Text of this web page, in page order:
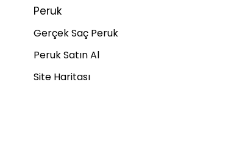
Peruk
Gerçek Saç Peruk
Peruk Satın Al
Site Haritası